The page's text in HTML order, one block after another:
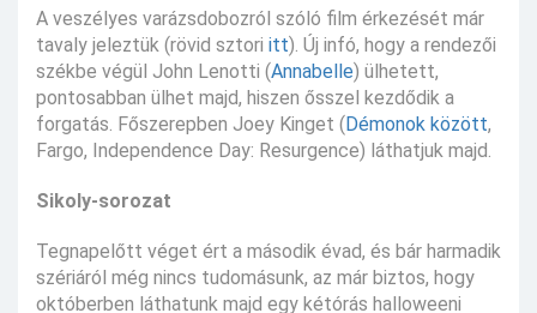
A veszélyes varázsdobozról szóló film érkezését már
tavaly jeleztük (rövid sztori itt). Új infó, hogy a rendezői
székbe végül John Lenotti (Annabelle) ülhetett,
pontosabban ülhet majd, hiszen ősszel kezdődik a
forgatás. Főszerepben Joey Kinget (Démonok között,
Fargo, Independence Day: Resurgence) láthatjuk majd.
Sikoly-sorozat
Tegnapelőtt véget ért a második évad, és bár harmadik
szériáról még nincs tudomásunk, az már biztos, hogy
októberben láthatunk majd egy kétórás halloweeni